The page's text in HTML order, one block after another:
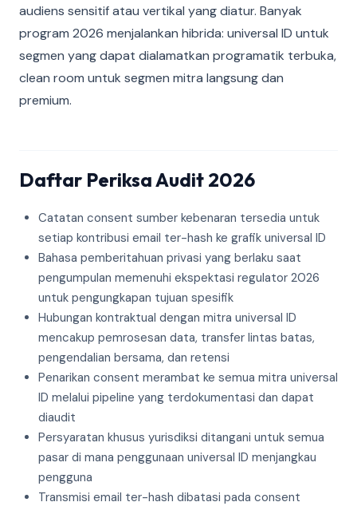
audiens sensitif atau vertikal yang diatur. Banyak
program 2026 menjalankan hibrida: universal ID untuk
segmen yang dapat dialamatkan programatik terbuka,
clean room untuk segmen mitra langsung dan
premium.
Daftar Periksa Audit 2026
Catatan consent sumber kebenaran tersedia untuk
setiap kontribusi email ter-hash ke grafik universal ID
Bahasa pemberitahuan privasi yang berlaku saat
pengumpulan memenuhi ekspektasi regulator 2026
untuk pengungkapan tujuan spesifik
Hubungan kontraktual dengan mitra universal ID
mencakup pemrosesan data, transfer lintas batas,
pengendalian bersama, dan retensi
Penarikan consent merambat ke semua mitra universal
ID melalui pipeline yang terdokumentasi dan dapat
diaudit
Persyaratan khusus yurisdiksi ditangani untuk semua
pasar di mana penggunaan universal ID menjangkau
pengguna
Transmisi email ter-hash dibatasi pada consent